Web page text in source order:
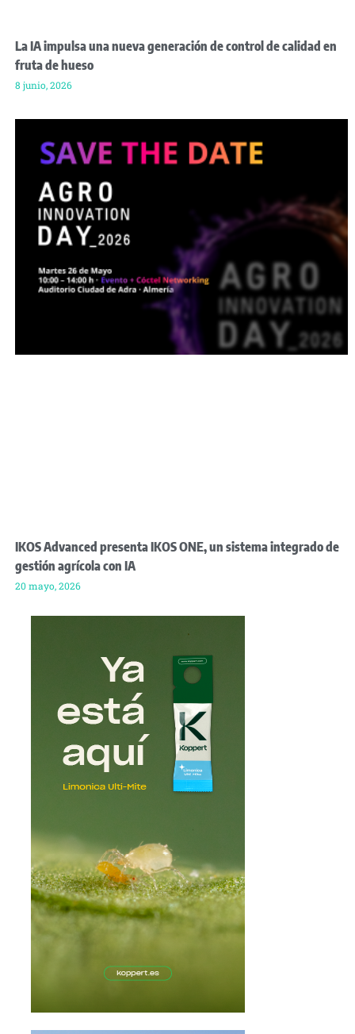
La IA impulsa una nueva generación de control de calidad en
fruta de hueso
8 junio, 2026
IKOS Advanced presenta IKOS ONE, un sistema integrado de
gestión agrícola con IA
20 mayo, 2026